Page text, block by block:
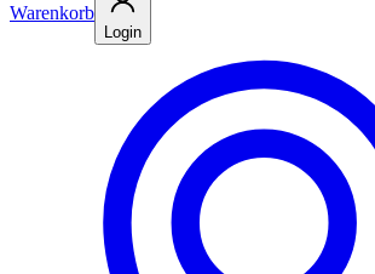
Warenkorb
Login